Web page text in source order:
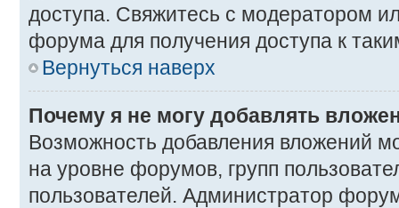
доступа. Свяжитесь с модератором
форума для получения доступа к
Вернуться наверх
Почему я не могу добавлять
Возможность добавления вложений
на уровне форумов, групп
пользователей. Администратор